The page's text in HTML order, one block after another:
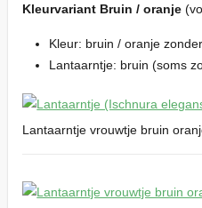
Kleurvariant Bruin / oranje
Kleur: bruin / oranje
Lantaarntje: bruin (soms
Lantaarntje vrouwtje bruin